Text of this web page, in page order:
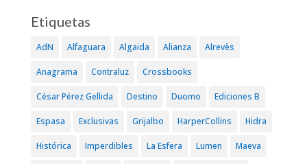
Etiquetas
AdN Alfaguara Algaida Alianza Alrevès
Anagrama Contraluz Crossbooks
César Pérez Gellida Destino Duomo Ediciones B
Espasa Exclusivas Grijalbo HarperCollins Hidra
Histórica Imperdibles La Esfera Lumen Maeva